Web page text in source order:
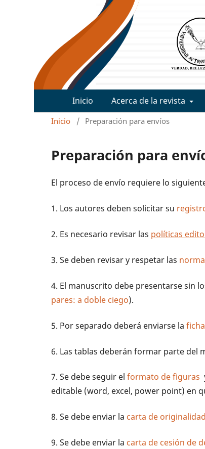
Inicio Acerca de la revista
Inicio / Preparación para envíos
Preparación para
El proceso de envío requiere lo
1. Los autores deben solicitar su
2. Es necesario revisar las políticas
3. Se deben revisar y respetar las
4. El manuscrito debe presentarse sin
pares: a doble ciego).
5. Por separado deberá enviarse la
6. Las tablas deberán formar parte del
7. Se debe seguir elformato de figuras
editable (word, excel, power point) en
8. Se debe enviar la carta de
9. Se debe enviar la carta de cesión de